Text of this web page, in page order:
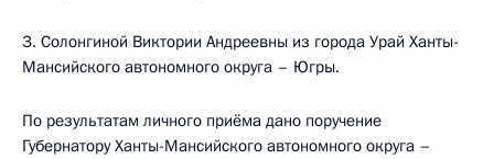
3. Солонгиной Виктории Андреевны из города Урай Ханты-
Мансийского автономного округа – Югры.
По результатам личного приёма дано поручение
Губернатору Ханты-Мансийского автономного округа –